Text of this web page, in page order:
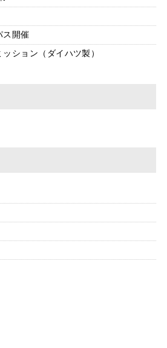
ス開催
ション（ダイハツ製）